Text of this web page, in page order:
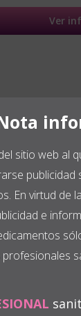
Ver
Zamora
Rotaeche L,
C, Anitua
domiciliary
of patients
Sep
sitio web al
En virtud de
e